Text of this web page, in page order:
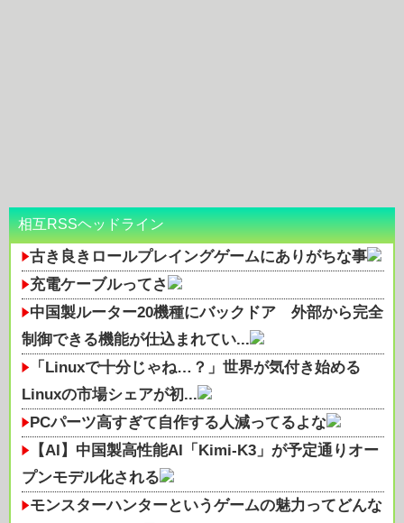
相互RSSヘッドライン
古き良きロールプレイングゲームにありがちな事
充電ケーブルってさ
中国製ルーター20機種にバックドア 外部から完全
制御できる機能が仕込まれてい...
「Linuxで十分じゃね…？」世界が気付き始める
Linuxの市場シェアが初...
PCパーツ高すぎて自作する人減ってるよな
【AI】中国製高性能AI「Kimi-K3」が予定通りオー
プンモデル化される
モンスターハンターというゲームの魅力ってどんな